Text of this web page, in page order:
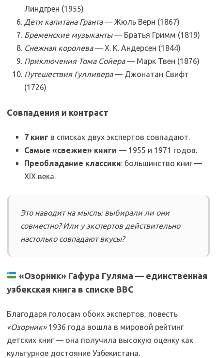
Линдгрен (1955)
Дети капитана Гранта— Жюль Верн (1867)
Бременские музыканты— Братья Гримм (1819)
Снежная королева— Х. К. Андерсен (1844)
Приключения Тома Сойера— Марк Твен (1876)
Путешествия Гулливера— Джонатан Свифт
(1726)
Совпадения и контраст
7 книг в списках двух экспертов совпадают.
Самые «свежие» книги — 1955 и 1971 годов.
Преобладание классики: большинство книг —
XIX века.
Это наводит на мысль: выбирали ли они
совместно? Или у экспертов действительно
настолько совпадают вкусы?
«Озорник» Гафура Гуляма — единственная
узбекская книга в списке BBC
Благодаря голосам обоих экспертов, повесть
«Озорник»1936 года вошла в мировой рейтинг
детских книг — она получила высокую оценку как
культурное достояние Узбекистана.